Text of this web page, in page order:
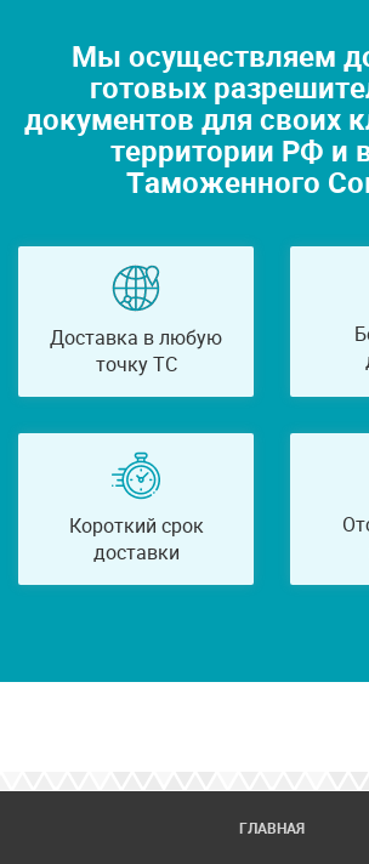
Мы осуществляем
готовых
документов для своих
территории РФ и
Таможенного
Доставка в любую
точку ТС
Короткий срок
доставки
ГЛАВНАЯ